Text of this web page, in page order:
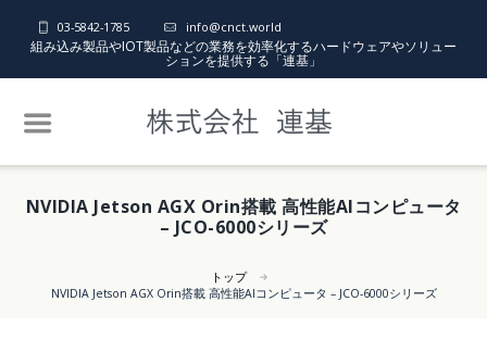
03-5842-1785 info@cnct.world
組み込み製品やIOT製品などの業務を効率化するハードウェアやソリュー
ションを提供する「連基」
NVIDIA Jetson AGX Orin搭載 高性能AIコンピュータ
– JCO-6000シリーズ
トップ
NVIDIA Jetson AGX Orin搭載 高性能AIコンピュータ – JCO-6000シリーズ